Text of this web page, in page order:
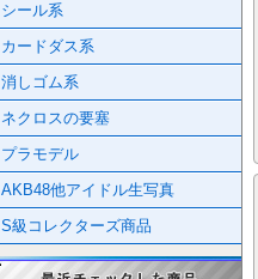
シール系
カードダス系
消しゴム系
ネクロスの要塞
プラモデル
AKB48他アイドル生写真
S級コレクターズ商品